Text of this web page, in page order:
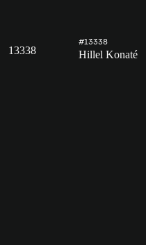
13338
#13338
Hillel Konaté